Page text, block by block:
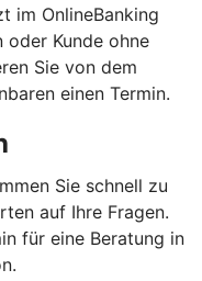
im OnlineBanking
oder Kunde ohne
Sie von dem
einen Termin.
Sie schnell zu
auf Ihre Fragen.
für eine Beratung in